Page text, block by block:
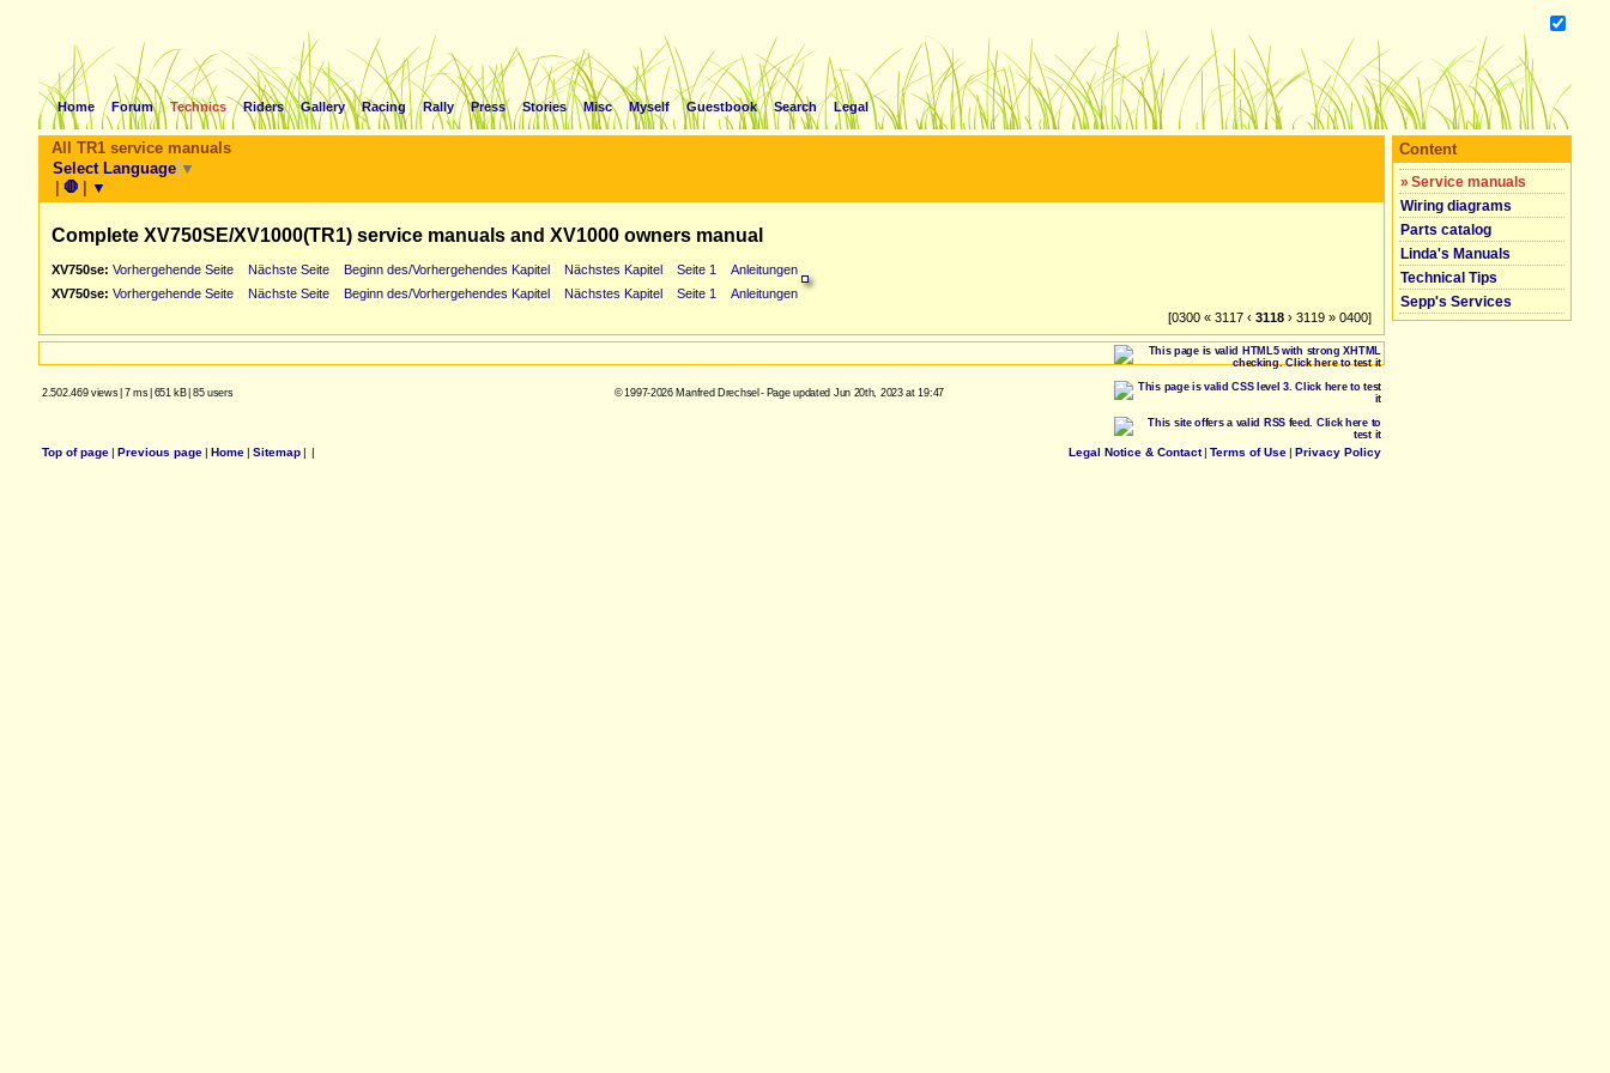
Home Forum Technics Riders Gallery Racing Rally Press Stories Misc Myself Guestbook Search Legal
All TR1 service manuals
Select Language ▼
| 🛑 | ▼
Complete XV750SE/XV1000(TR1) service manuals and XV1000 owners manual
XV750se: Vorhergehende Seite Nächste Seite Beginn des/Vorhergehendes Kapitel Nächstes Kapitel Seite 1
Anleitungen
XV750se: Vorhergehende Seite Nächste Seite Beginn des/Vorhergehendes Kapitel Nächstes Kapitel Seite 1
Anleitungen
[0300 « 3117 ‹ 3118 › 3119 » 0400]
Content
» Service manuals
Wiring diagrams
Parts catalog
Linda's Manuals
Technical Tips
Sepp's Services
2.502.469 views| 7 ms| 651 kB| 85 users © 1997-2026 Manfred Drechsel - Page updated Jun 20th, 2023 at 19:47
Top of page| Previous page| Home| Sitemap| | Legal Notice & Contact| Terms of Use| Privacy Policy